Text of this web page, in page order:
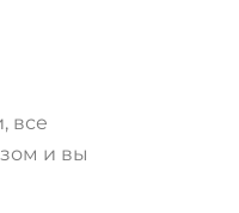
все
и вы